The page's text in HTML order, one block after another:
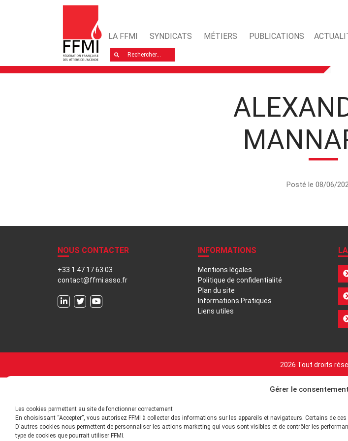
Gérer le
Les cookies permettent au site de fonctionner correctement
En choisissant “Accepter”, vous autorisez FFMI à collecter des informations sur les appareils et navigateurs. Certains de
D'autres cookies nous permettent de personnaliser les actions marketing qui vous sont visibles et de contrôler les
type de cookies que pourrait utiliser FFMI.
LA FFMI SYNDICATS MÉTIERS PUBLICATIONS
Rechercher
Posté le 08/06/
NOUS CONTACTER
+33 1 47 17 63 03
contact@ffmi.asso.fr
INFORMATIONS
Mentions légales
Politique de confidentialité
Plan du site
Informations Pratiques
Liens utiles
2026 Tout droits